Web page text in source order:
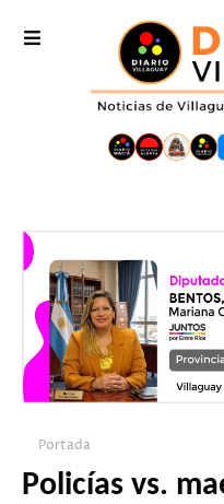
Portada
Policías vs.